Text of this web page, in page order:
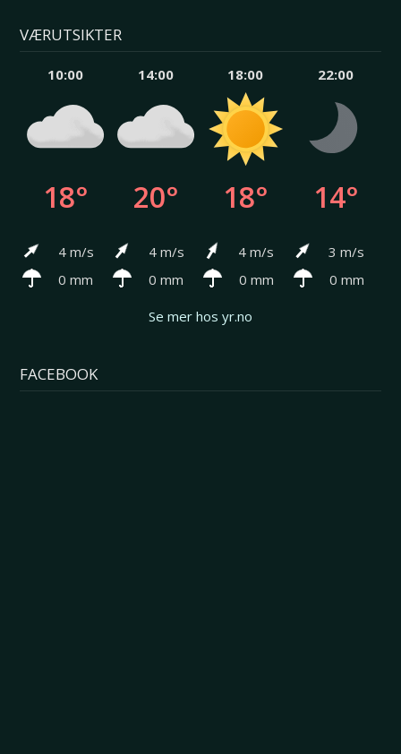
VÆRUTSIKTER
10:00
18°
4 m/s
0 mm
14:00
20°
4 m/s
0 mm
18:00
18°
4 m/s
0 mm
22:00
14°
3 m/s
0 mm
Se mer hos yr.no
FACEBOOK